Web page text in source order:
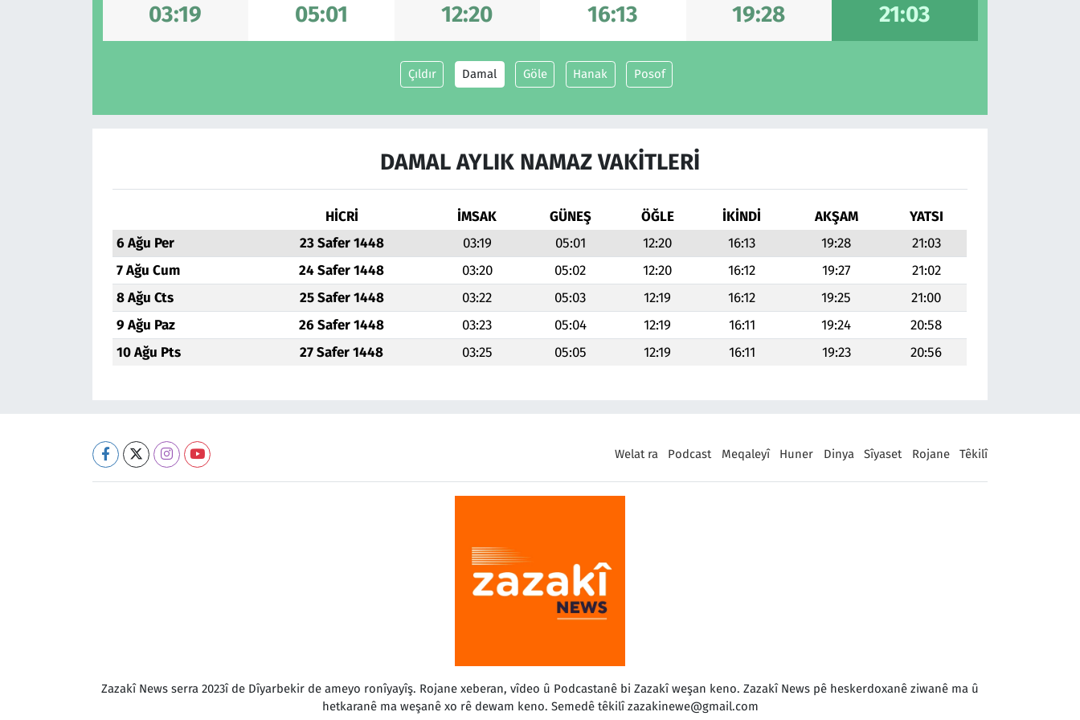
03:19 05:01 12:20 16:13 19:28 21:03
Çıldır Damal Göle Hanak Posof
DAMAL AYLIK NAMAZ VAKITLERI
HİCRİ İMSAK GÜNEŞ ÖĞLE İKINDI AKŞAM
YATSI
6 Ağu Per
23 Safer 1448 03:19 05:01 12:20 16:13 19:28
21:03
7 Ağu Cum
24 Safer 1448 03:20 05:02 12:20 16:12 19:27
21:02
8 Ağu Cts
25 Safer 1448 03:22 05:03 12:19 16:12 19:25
21:00
9 Ağu Paz
26 Safer 1448 03:23 05:04 12:19 16:11 19:24
20:58
10 Ağu Pts
27 Safer 1448 03:25 05:05 12:19 16:11 19:23 20:56
Welat ra Podcast Meqaleyî Huner Dinya Sîyaset Rojane Têkilî
Zazakî News serra 2023î de Dîyarbekir de ameyo ronîyayîş. Rojane xeberan, vîdeo û Podcastanê bi Zazakî weşan keno. Zazakî News pê heskerdoxanê ziwanê ma û
hetkaranê ma weşanê xo rê dewam keno. Semedê têkilîzazakinewe@gmail.com